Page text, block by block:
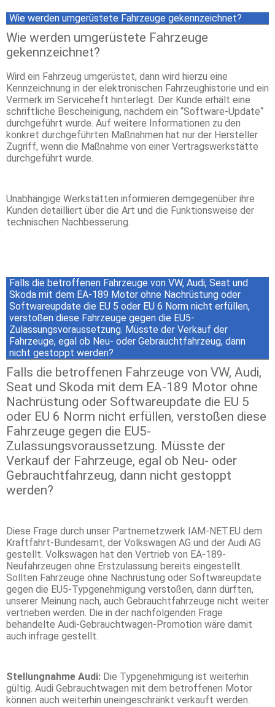
Wie werden umgerüstete Fahrzeuge gekennzeichnet?
Wie werden umgerüstete Fahrzeuge
gekennzeichnet?
Wird ein Fahrzeug umgerüstet, dann wird hierzu eine
Kennzeichnung in der elektronischen Fahrzeughistorie und ein
Vermerk im Serviceheft hinterlegt. Der Kunde erhält eine
schriftliche Bescheinigung, nachdem ein “Software-Update“
durchgeführt wurde. Auf weitere Informationen zu den
konkret durchgeführten Maßnahmen hat nur der Hersteller
Zugriff, wenn die Maßnahme von einer Vertragswerkstätte
durchgeführt wurde.
Unabhängige Werkstätten informieren demgegenüber ihre
Kunden detailliert über die Art und die Funktionsweise der
technischen Nachbesserung.
Falls die betroffenen Fahrzeuge von VW, Audi, Seat und
Skoda mit dem EA-189 Motor ohne Nachrüstung oder
Softwareupdate die EU 5 oder EU 6 Norm nicht erfüllen,
verstoßen diese Fahrzeuge gegen die EU5-
Zulassungsvoraussetzung. Müsste der Verkauf der
Fahrzeuge, egal ob Neu- oder Gebrauchtfahrzeug, dann
nicht gestoppt werden?
Falls die betroffenen Fahrzeuge von VW, Audi,
Seat und Skoda mit dem EA-189 Motor ohne
Nachrüstung oder Softwareupdate die EU 5
oder EU 6 Norm nicht erfüllen, verstoßen diese
Fahrzeuge gegen die EU5-
Zulassungsvoraussetzung. Müsste der
Verkauf der Fahrzeuge, egal ob Neu- oder
Gebrauchtfahrzeug, dann nicht gestoppt
werden?
Diese Frage durch unser Partnernetzwerk IAM-NET.EU dem
Kraftfahrt-Bundesamt, der Volkswagen AG und der Audi AG
gestellt. Volkswagen hat den Vertrieb von EA-189-
Neufahrzeugen ohne Erstzulassung bereits eingestellt.
Sollten Fahrzeuge ohne Nachrüstung oder Softwareupdate
gegen die EU5-Typgenehmigung verstoßen, dann dürften,
unserer Meinung nach, auch Gebrauchtfahrzeuge nicht weiter
vertrieben werden. Die in der nachfolgenden Frage
behandelte Audi-Gebrauchtwagen-Promotion wäre damit
auch infrage gestellt.
Stellungnahme Audi: Die Typgenehmigung ist weiterhin
gültig. Audi Gebrauchtwagen mit dem betroffenen Motor
können auch weiterhin uneingeschränkt verkauft werden.